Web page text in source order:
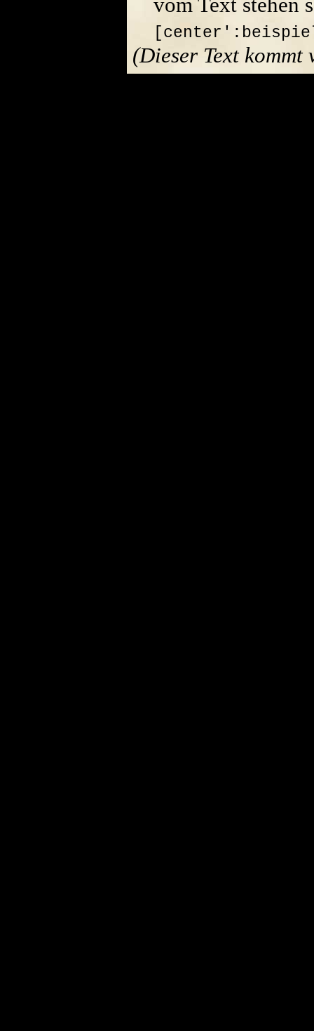
(Dieser Text kommt